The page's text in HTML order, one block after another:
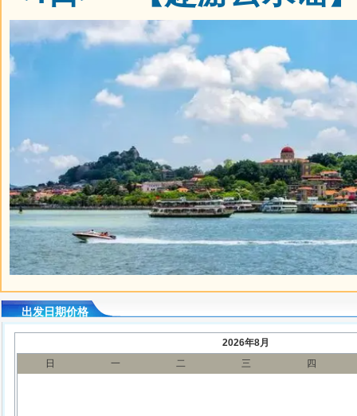
出发日期价格
2026年8月
日
一 二 三 四